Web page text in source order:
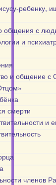
ребенку,
общения с
и
и общение с
смерти
и
членов